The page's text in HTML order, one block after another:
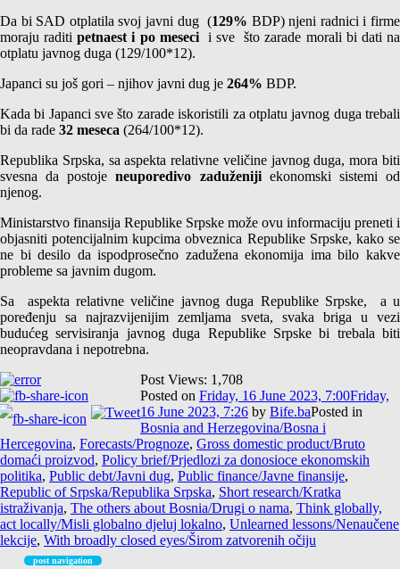
Da bi SAD otplatila svoj javni dug (129% BDP) njeni radnici i firme
moraju raditipetnaest i po mesecii sve što zarade morali bi dati na
otplatu javnog duga (129/100*12).
Japanci su još gori – njihov javni dug je 264% BDP.
Kada bi Japanci sve što zarade iskoristili za otplatu javnog duga trebali
bi da rade 32 meseca (264/100*12).
Republika Srpska, sa aspekta relativne veličine javnog duga, mora biti
svesna da postojeneuporedivo zaduženijiekonomski sistemi od
njenog.
Ministarstvo finansija Republike Srpske može ovu informaciju preneti i
objasniti potencijalnim kupcima obveznica Republike Srpske, kako se
ne bi desilo da ispodprosečno zadužena ekonomija ima bilo kakve
probleme sa javnim dugom.
Sa aspekta relativne veličine javnog duga Republike Srpske, a u
poređenju sa najrazvijenijim zemljama sveta, svaka briga u vezi
budućeg servisiranja javnog duga Republike Srpske bi trebala biti
neopravdana i nepotrebna.
Post Views: 1,708
Posted on Friday, 16 June 2023, 7:00Friday,
16 June 2023, 7:26 by Bife.baPosted in
Bosnia and Herzegovina/Bosna i
Hercegovina, Forecasts/Prognoze, Gross domestic product/Bruto
domaći proizvod, Policy brief/Prjedlozi za donosioce ekonomskih
politika, Public debt/Javni dug, Public finance/Javne finansije,
Republic of Srpska/Republika Srpska, Short research/Kratka
istraživanja, The others about Bosnia/Drugi o nama, Think globally,
act locally/Misli globalno djeluj lokalno, Unlearned lessons/Nenaučene
lekcije, With broadly closed eyes/Širom zatvorenih očiju
post navigation